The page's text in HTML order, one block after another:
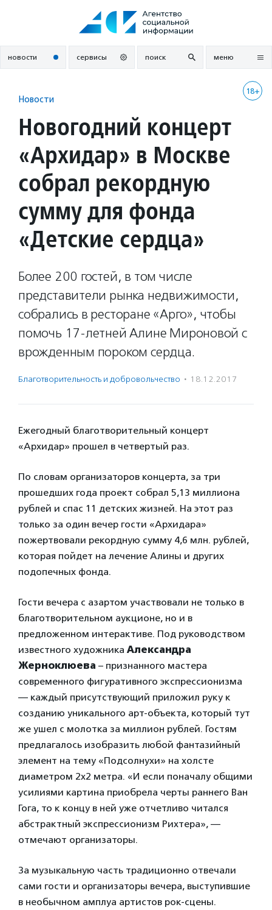
новости сервисы поиск меню
18+
Новости
Новогодний концерт
«Архидар» в Москве
собрал рекордную
сумму для фонда
«Детские сердца»
Более 200 гостей, в том числе
представители рынка недвижимости,
собрались в ресторане «Арго», чтобы
помочь 17-летней Алине Мироновой с
врожденным пороком сердца.
Благотвори­тель­ность и доброволь­чест­во · 18.12.2017
Ежегодный благотворительный концерт
«Архидар» прошел в четвертый раз.
По словам организаторов концерта, за три
прошедших года проект собрал 5,13 миллиона
рублей и спас 11 детских жизней. На этот раз
только за один вечер гости «Архидара»
пожертвовали рекордную сумму 4,6 млн. рублей,
которая пойдет на лечение Алины и других
подопечных фонда.
Гости вечера с азартом участвовали не только в
благотворительном аукционе, но и в
предложенном интерактиве. Под руководством
известного художника Александра
Жерноклюева – признанного мастера
современного фигуративного экспрессионизма
— каждый присутствующий приложил руку к
созданию уникального арт-объекта, который тут
же ушел с молотка за миллион рублей. Гостям
предлагалось изобразить любой фантазийный
элемент на тему «Подсолнухи» на холсте
диаметром 2х2 метра. «И если поначалу общими
усилиями картина приобрела черты раннего Ван
Гога, то к концу в ней уже отчетливо читался
абстрактный экспрессионизм Рихтера», —
отмечают организаторы.
За музыкальную часть традиционно отвечали
сами гости и организаторы вечера, выступившие
в необычном амплуа артистов рок-сцены.